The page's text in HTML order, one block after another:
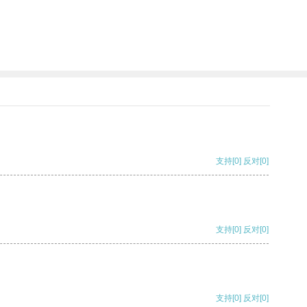
支持[0] 反对[0]
支持[0] 反对[0]
支持[0] 反对[0]